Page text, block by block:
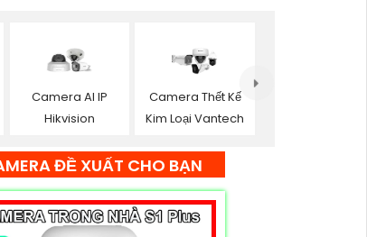
Camera AI IP
Hikvision
Camera Thết Kế
Kim Loại Vantech
ĐỀ XUẤT CHO BẠN